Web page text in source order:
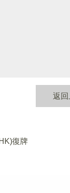
返
復牌